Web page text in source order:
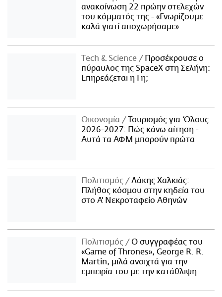
ανακοίνωση 22 πρώην στελεχών
του κόμματός της - «Γνωρίζουμε
καλά γιατί αποχωρήσαμε»
Τech & Science
Προσέκρουσε ο
πύραυλος της SpaceX στη Σελήνη:
Επηρεάζεται η Γη;
Οικονομία
Τουρισμός για Όλους
2026-2027: Πώς κάνω αίτηση -
Αυτά τα ΑΦΜ μπορούν πρώτα
Πολιτισμός
Λάκης Χαλκιάς:
Πλήθος κόσμου στην κηδεία του
στο Α' Νεκροταφείο Αθηνών
Πολιτισμός
Ο συγγραφέας του
«Game of Thrones», George R. R.
Martin, μιλά ανοιχτά για την
εμπειρία του με την κατάθλιψη